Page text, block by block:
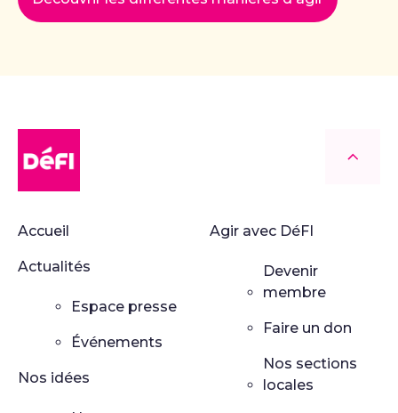
Accueil
Actualités
Espace presse
Événements
Nos idées
Agir avec DéFI
Devenir
membre
Faire un don
Nos sections
locales